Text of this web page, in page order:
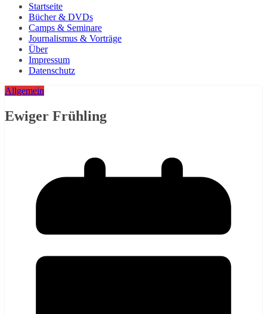
Startseite
Bücher & DVDs
Camps & Seminare
Journalismus & Vorträge
Über
Impressum
Datenschutz
Allgemein
Ewiger Frühling